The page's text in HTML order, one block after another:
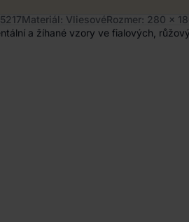
Materiál: VliesovéRozmer: 280 x
a žíhané vzory ve fialových,